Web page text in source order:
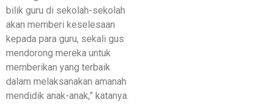
bilik guru di sekolah-sekolah
akan memberi keselesaan
kepada para guru, sekali gus
mendorong mereka untuk
memberikan yang terbaik
dalam melaksanakan amanah
mendidik anak-anak,” katanya.